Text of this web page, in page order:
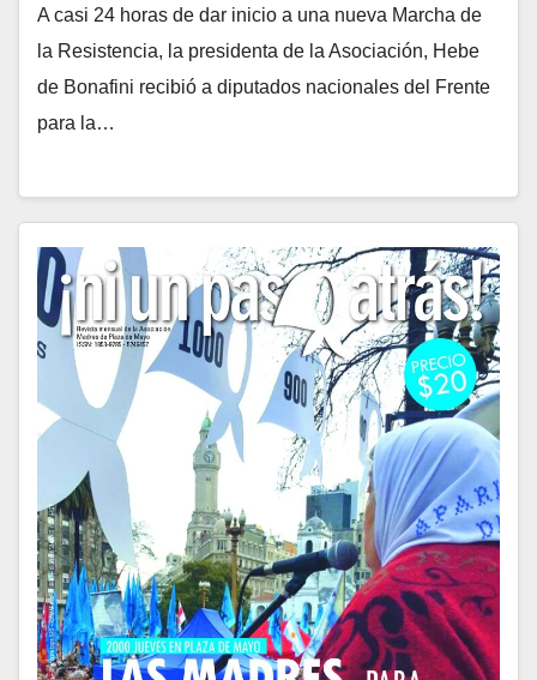
A casi 24 horas de dar inicio a una nueva Marcha de
la Resistencia, la presidenta de la Asociación, Hebe
de Bonafini recibió a diputados nacionales del Frente
para la…